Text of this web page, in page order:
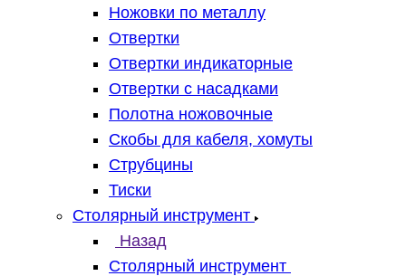
Ножовки по металлу
Отвертки
Отвертки индикаторные
Отвертки с насадками
Полотна ножовочные
Скобы для кабеля, хомуты
Струбцины
Тиски
Столярный инструмент
Назад
Столярный инструмент